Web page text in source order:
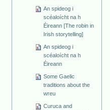
An spideog i
scéaloícht na h
Éireann [The robin in
Irish storytelling]
An spideog i
scéaloícht na h
Éireann
Some Gaelic
traditions about the
wreu
Curuca and